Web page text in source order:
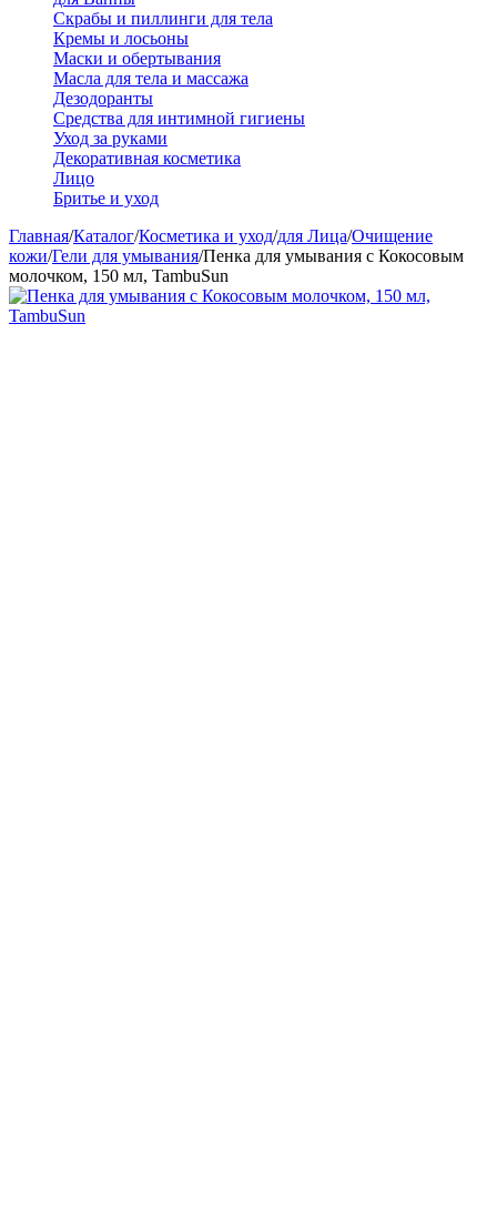
Скрабы и пиллинги для тела
Кремы и лосьоны
Маски и обертывания
Масла для тела и массажа
Дезодоранты
Средства для интимной гигиены
Уход за руками
Декоративная косметика
Лицо
Бритье и уход
Главная/Каталог/Косметика и уход/для Лица/Очищение
кожи/Гели для умывания/Пенка для умывания с Кокосовым
молочком, 150 мл, TambuSun